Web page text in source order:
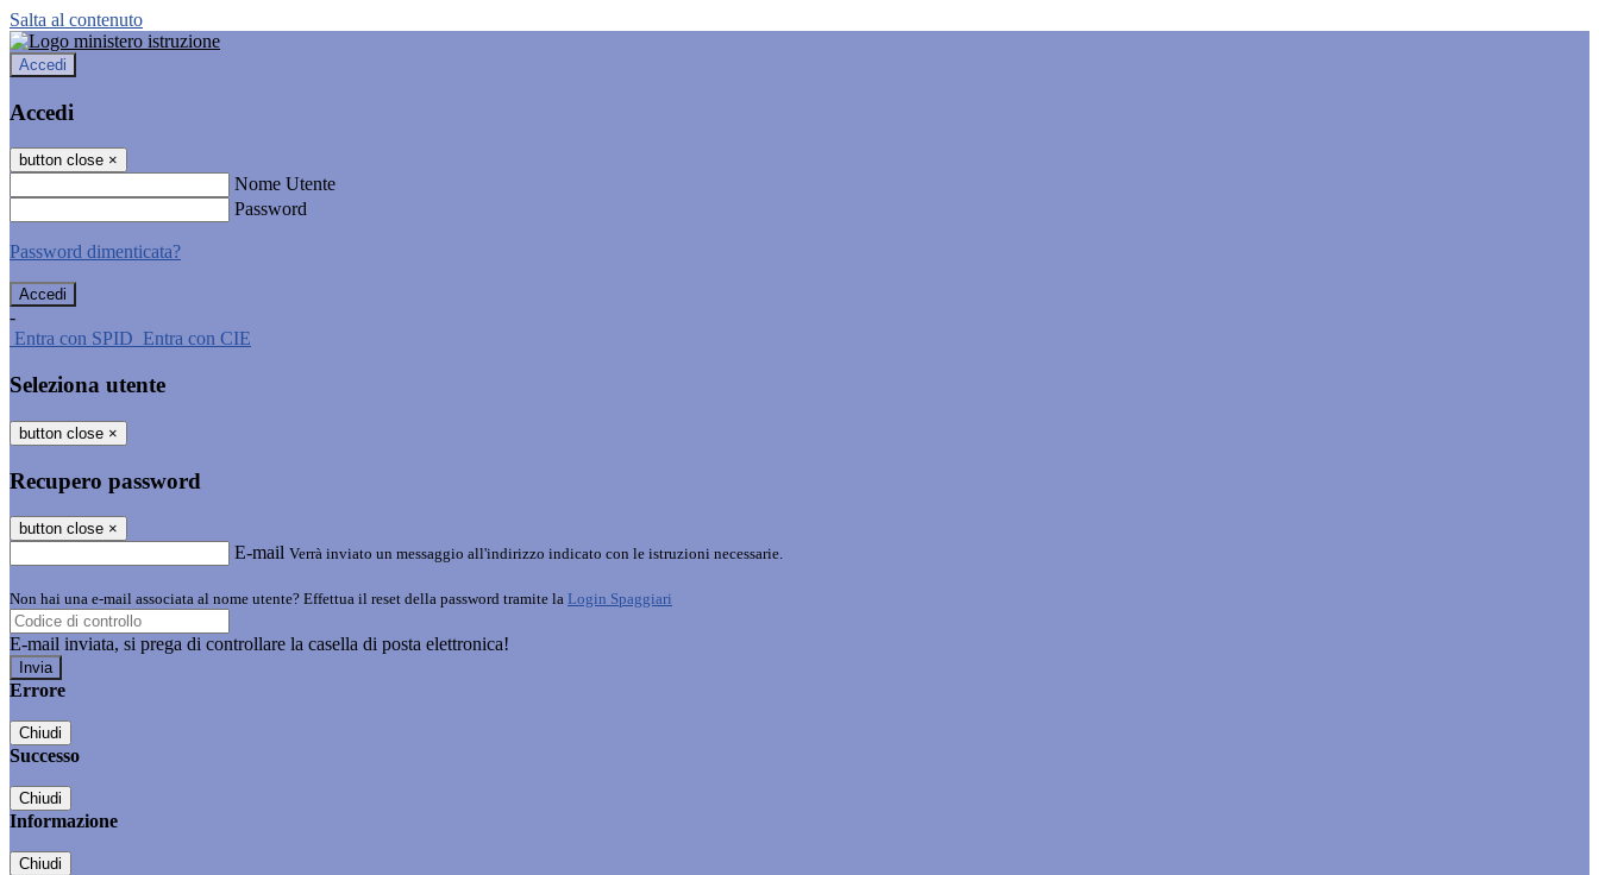
Salta al contenuto
Accedi
Accedi
button close ×
Nome Utente
Password
Password dimenticata?
-
Entra con SPID Entra con CIE
Seleziona utente
button close ×
Recupero password
button close ×
E-mail Verrà inviato un messaggio all'indirizzo indicato con le istruzioni necessarie.
Non hai una e-mail associata al nome utente? Effettua il reset della password tramite la Login Spaggiari
E-mail inviata, si prega di controllare la casella di posta elettronica!
Errore
Chiudi
Successo
Chiudi
Informazione
Chiudi